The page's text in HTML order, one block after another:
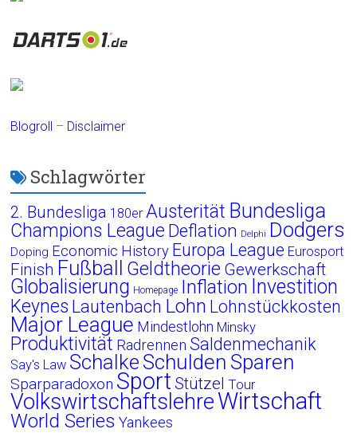
Blogroll – Disclaimer
Schlagwörter
2. Bundesliga 180er Austerität Bundesliga
Champions League Deflation Delphi Dodgers
Doping Economic History Europa League Eurosport
Finish Fußball Geldtheorie Gewerkschaft
Globalisierung Homepage Inflation Investition
Keynes Lautenbach Lohn Lohnstückkosten
Major League Mindestlohn Minsky
Produktivität Radrennen Saldenmechanik
Say's Law Schalke Schulden Sparen
Sparparadoxon Sport Stützel Tour
VolkswirtschaftslehreWirtschaft
World Series Yankees